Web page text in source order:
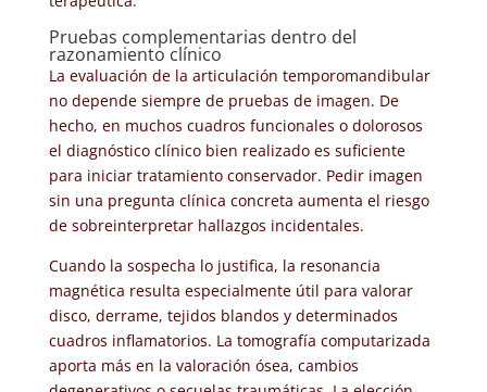
Pruebas complementarias dentro del
razonamiento clínico
La evaluación de la articulación temporomandibular
no depende siempre de pruebas de imagen. De
hecho, en muchos cuadros funcionales o dolorosos
el diagnóstico clínico bien realizado es suficiente
para iniciar tratamiento conservador. Pedir imagen
sin una pregunta clínica concreta aumenta el riesgo
de sobreinterpretar hallazgos incidentales.
Cuando la sospecha lo justifica, la resonancia
magnética resulta especialmente útil para valorar
disco, derrame, tejidos blandos y determinados
cuadros inflamatorios. La tomografía computarizada
aporta más en la valoración ósea, cambios